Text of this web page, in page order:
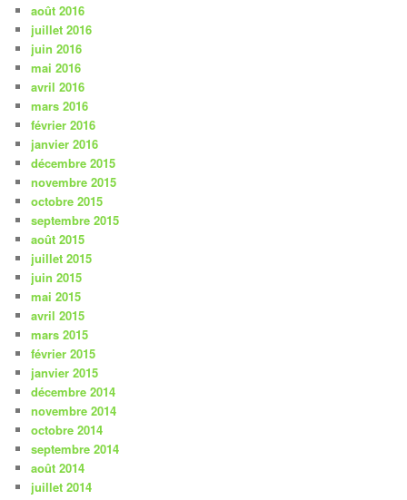
août 2016
juillet 2016
juin 2016
mai 2016
avril 2016
mars 2016
février 2016
janvier 2016
décembre 2015
novembre 2015
octobre 2015
septembre 2015
août 2015
juillet 2015
juin 2015
mai 2015
avril 2015
mars 2015
février 2015
janvier 2015
décembre 2014
novembre 2014
octobre 2014
septembre 2014
août 2014
juillet 2014